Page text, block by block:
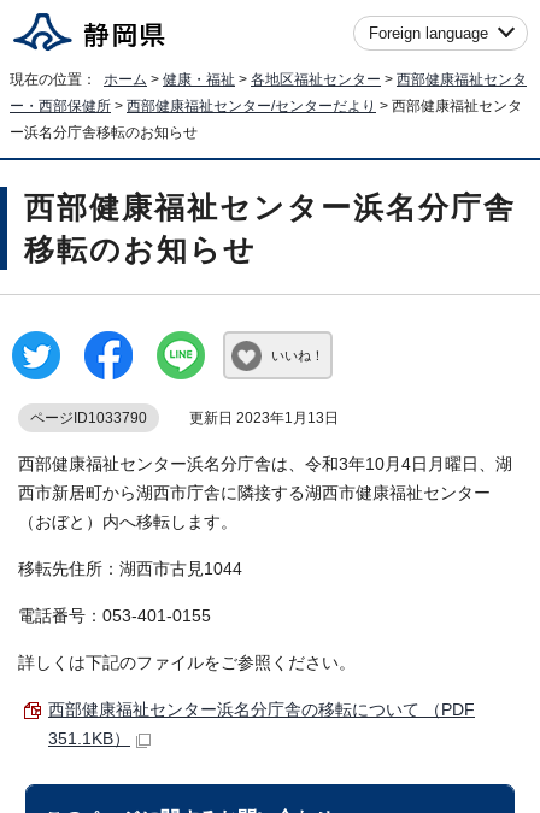
Foreign language
現在の位置： ホーム > 健康・福祉 > 各地区福祉センター > 西部健康福祉センタ
ー・西部保健所 > 西部健康福祉センター/センターだより > 西部健康福祉センタ
ー浜名分庁舎移転のお知らせ
西部健康福祉センター浜名分庁舎
移転のお知らせ
いいね！
ページID1033790 更新日 2023年1月13日
西部健康福祉センター浜名分庁舎は、令和3年10月4日月曜日、湖
西市新居町から湖西市庁舎に隣接する湖西市健康福祉センター
（おぼと）内へ移転します。
移転先住所：湖西市古見1044
電話番号：053-401-0155
詳しくは下記のファイルをご参照ください。
西部健康福祉センター浜名分庁舎の移転について （PDF
351.1KB）